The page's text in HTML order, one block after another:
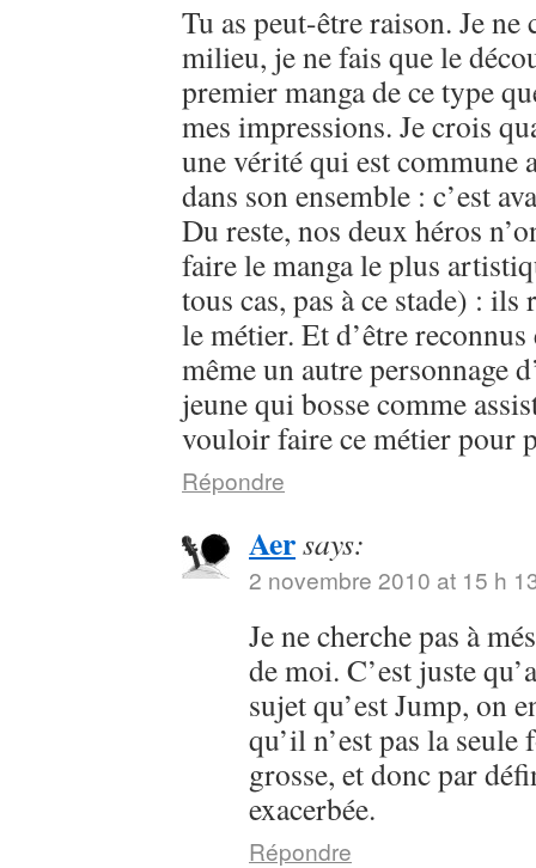
Tu as peut-être raison. Je ne
milieu, je ne fais que le
premier manga de ce type
mes impressions. Je crois
une vérité qui est commune
dans son ensemble : c’est
Du reste, nos deux héros
faire le manga le plus
tous cas, pas à ce stade) : ils
le métier. Et d’être
même un autre personnage
jeune qui bosse comme
vouloir faire ce métier
Répondre
Aersays:
2 novembre 2010 at 15 h
Je ne cherche pas à
de moi. C’est juste
sujet qu’est Jump, on
qu’il n’est pas la
grosse, et donc par
exacerbée.
Répondre